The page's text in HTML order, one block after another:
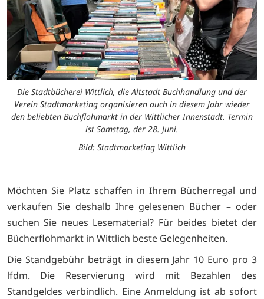
Die Stadtbücherei Wittlich, die Altstadt Buchhandlung und der
Verein Stadtmarketing organisieren auch in diesem Jahr wieder
den beliebten Buchflohmarkt in der Wittlicher Innenstadt. Termin
ist Samstag, der 28. Juni.
Bild: Stadtmarketing Wittlich
Möchten Sie Platz schaffen in Ihrem Bücherregal und
verkaufen Sie deshalb Ihre gelesenen Bücher – oder
suchen Sie neues Lesematerial? Für beides bietet der
Bücherflohmarkt in Wittlich beste Gelegenheiten.
Die Standgebühr beträgt in diesem Jahr 10 Euro pro 3
lfdm. Die Reservierung wird mit Bezahlen des
Standgeldes verbindlich. Eine Anmeldung ist ab sofort